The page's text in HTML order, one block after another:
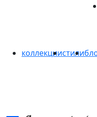
коллекциистили